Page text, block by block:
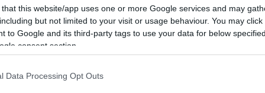
that this website/app uses one or more Google services and may
but not limited to your visit or usage behaviour. You may
to Google and its third-party tags to use your data for below
consent section.
Data Processing Opt Outs
égalementlesdessous d’une production Audi,
recours aux moteurs à quatre cylindres mais cela
que le Boxster.
“quatre pattes” sous le capot d’une Porsche, qu’ils